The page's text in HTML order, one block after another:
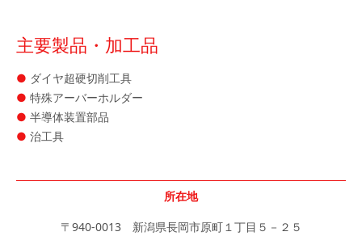
主要製品・加工品
ダイヤ超硬切削工具
特殊アーバーホルダー
半導体装置部品
治工具
所在地
〒940-0013 新潟県長岡市原町１丁目５－２５